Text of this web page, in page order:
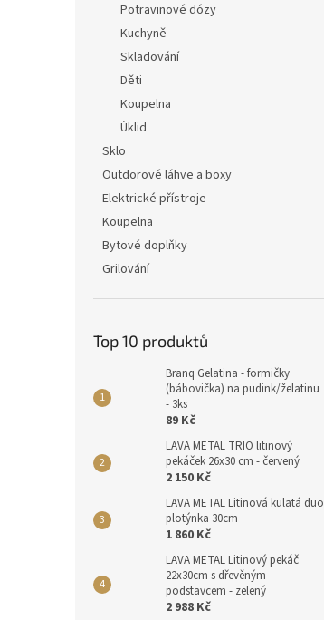
Potravinové dózy
Kuchyně
Skladování
Děti
Koupelna
Úklid
Sklo
Outdorové láhve a boxy
Elektrické přístroje
Koupelna
Bytové doplňky
Grilování
Top 10 produktů
Branq Gelatina - formičky
(bábovička) na pudink/želatinu
- 3ks
89 Kč
LAVA METAL TRIO litinový
pekáček 26x30 cm - červený
2 150 Kč
LAVA METAL Litinová kulatá duo
plotýnka 30cm
1 860 Kč
LAVA METAL Litinový pekáč
22x30cm s dřevěným
podstavcem - zelený
2 988 Kč